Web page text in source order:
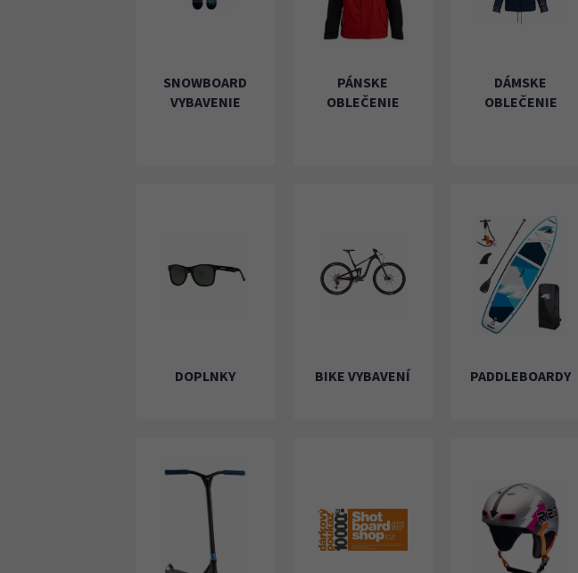
SNOWBOARD
VYBAVENIE
PÁNSKE
OBLEČENIE
DÁMSKE
OBLEČENIE
DOPLNKY BIKE VYBAVENÍ PADDLEBOARDY